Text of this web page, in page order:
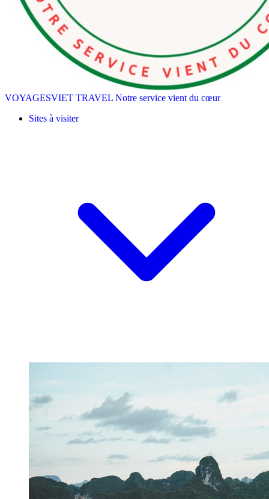
VOYAGESVIET TRAVEL Notre service vient du cœur
Sites à visiter